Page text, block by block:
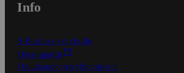
Info
S-Business yrityksille
Oiva-raportit
Osuuskauppojen yhteystiedot